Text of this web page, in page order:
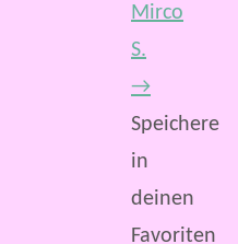
Mirco
S.
→
Speichere
in
deinen
Favoriten